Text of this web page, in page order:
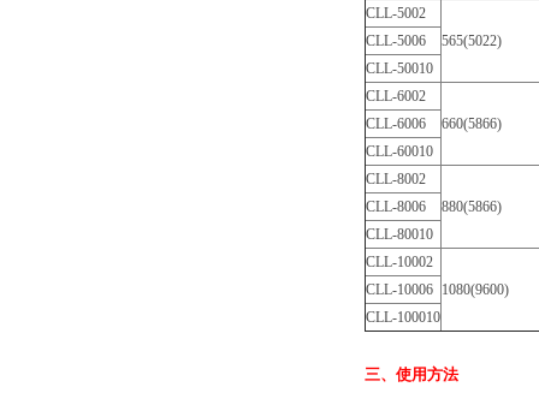
CLL-5002
565(5022)
CLL-5006
CLL-50010
CLL-6002
660(5866)
CLL-6006
CLL-60010
CLL-8002
880(5866)
CLL-8006
CLL-80010
CLL-10002
1080(9600)
CLL-10006
CLL-100010
三、使用方法